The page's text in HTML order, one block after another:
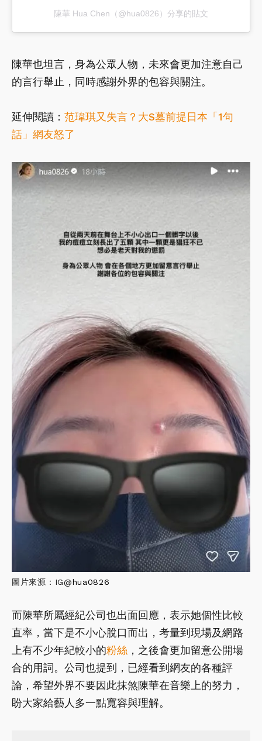
陳華 Hua Chen（@hua0826）分享的貼文
陳華也坦言，身為公眾人物，未來會更加注意自己
的言行舉止，同時感謝外界的包容與關注。
延伸閱讀： 范瑋琪又失言？大S墓前提日本「1句
話」網友怒了
圖片來源：IG@hua0826
而陳華所屬經紀公司也出面回應，表示她個性比較
直率，當下是不小心脫口而出，考量到現場及網路
上有不少年紀較小的粉絲 ，之後會更加留意公開場
合的用詞。公司也提到，已經看到網友的各種評
論，希望外界不要因此抹煞陳華在音樂上的努力，
盼大家給藝人多一點寬容與理解。